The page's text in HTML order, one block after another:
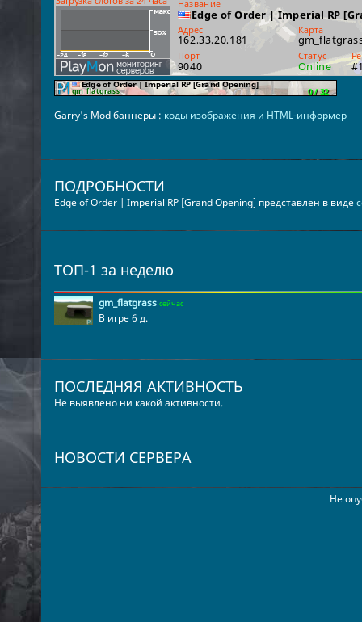
Garry's Mod баннеры : коды изображения и HTML-информер
ПОДРОБНОСТИ
Edge of Order | Imperial RP [Grand Opening] представлен в виде
ТОП-1 за неделю
gm_flatgrass сейчас
В игре 6 д.
ПОСЛЕДНЯЯ АКТИВНОСТЬ
Не выявлено ни какой активности.
НОВОСТИ СЕРВЕРА
Не